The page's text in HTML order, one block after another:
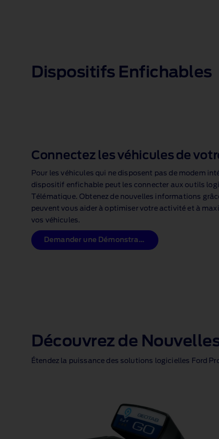
Dispositifs Enfichables
Connectez les véhicules de
Pour les véhicules qui ne disposent pas de modem
dispositif enfichable peut les connecter aux outils
Télématique. Obtenez de nouvelles informations
peuvent vous aider à optimiser votre activité et à
vos véhicules.
Demander une Démonstration
Découvrez de
Étendez la puissance des solutions logicielles Ford